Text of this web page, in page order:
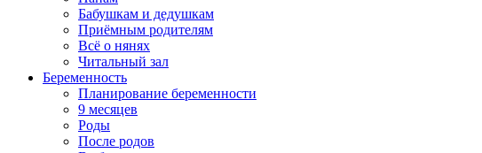
Бабушкам и дедушкам
Приёмным родителям
Всё о нянях
Читальный зал
Беременность
Планирование беременности
9 месяцев
Роды
После родов